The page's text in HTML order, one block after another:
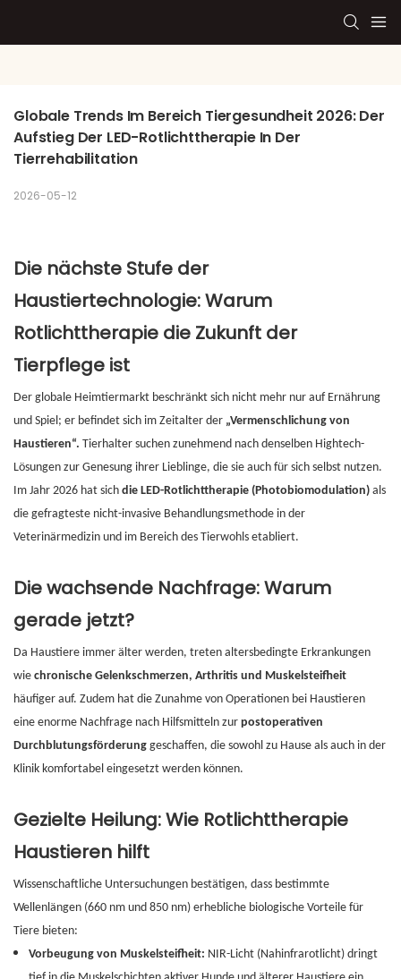
Globale Trends Im Bereich Tiergesundheit 2026: Der
Aufstieg Der LED-Rotlichttherapie In Der
Tierrehabilitation
2026-05-12
Die nächste Stufe der
Haustiertechnologie: Warum
Rotlichttherapie die Zukunft der
Tierpflege ist
Der globale Heimtiermarkt beschränkt sich nicht mehr nur auf Ernährung
und Spiel; er befindet sich im Zeitalter der „Vermenschlichung von
Haustieren“. Tierhalter suchen zunehmend nach denselben Hightech-
Lösungen zur Genesung ihrer Lieblinge, die sie auch für sich selbst nutzen.
Im Jahr 2026 hat sich die LED-Rotlichttherapie (Photobiomodulation) als
die gefragteste nicht-invasive Behandlungsmethode in der
Veterinärmedizin und im Bereich des Tierwohls etabliert.
Die wachsende Nachfrage: Warum
gerade jetzt?
Da Haustiere immer älter werden, treten altersbedingte Erkrankungen
wie chronische Gelenkschmerzen, Arthritis und Muskelsteifheit
häufiger auf. Zudem hat die Zunahme von Operationen bei Haustieren
eine enorme Nachfrage nach Hilfsmitteln zur postoperativen
Durchblutungsförderung geschaffen, die sowohl zu Hause als auch in der
Klinik komfortabel eingesetzt werden können.
Gezielte Heilung: Wie Rotlichttherapie
Haustieren hilft
Wissenschaftliche Untersuchungen bestätigen, dass bestimmte
Wellenlängen (660 nm und 850 nm) erhebliche biologische Vorteile für
Tiere bieten:
Vorbeugung von Muskelsteifheit: NIR-Licht (Nahinfrarotlicht) dringt